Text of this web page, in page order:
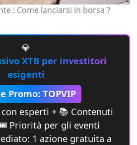
: Come lanciarsi in borsa ?
💎
XTB per investitori
esigenti
Promo: TOPVIP
con esperti + 📚 Contenuti
Priorità per gli eventi
1 azione gratuita a